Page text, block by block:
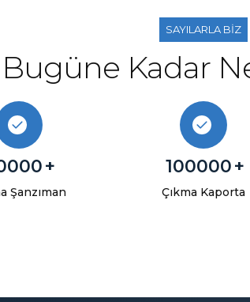
SAYILARLA BİZ
Bugüne Kadar
+
Şanzıman
100000+
Çıkma Kaporta